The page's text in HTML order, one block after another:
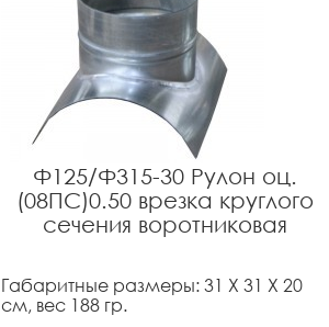
Ф125/Ф315-30 Рулон оц.
(08ПС)0.50 врезка круглого
сечения воротниковая
Габаритные размеры: 31 X 31 X 20
см, вес 188 гр.